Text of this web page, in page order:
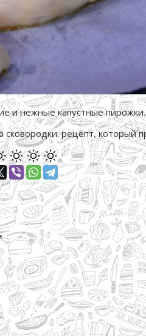
и нежные капустные пирожки.